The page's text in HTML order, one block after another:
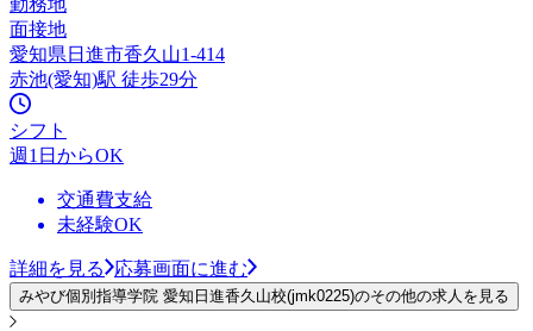
面接地
愛知県日進市香久山1-414
赤池(愛知)駅 徒歩29分
シフト
週1日からOK
交通費支給
未経験OK
詳細を見る 応募画面に進む
みやび個別指導学院 愛知日進香久山校(jmk0225)のその他の求人を見る